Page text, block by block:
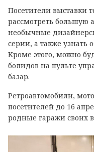
Посетители выставки
рассмотреть большую
необычные
серии, а также узнать
Кроме этого, можно
болидов на пульте
базар.
Ретроавтомобили,
посетителей до 16
родные гаражи своих